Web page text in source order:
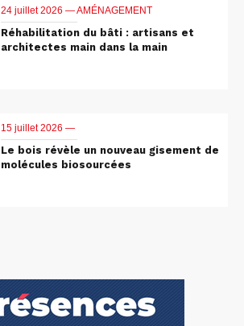
24 juillet 2026 —AMÉNAGEMENT
Réhabilitation du bâti : artisans et
architectes main dans la main
15 juillet 2026 —
Le bois révèle un nouveau gisement de
molécules biosourcées